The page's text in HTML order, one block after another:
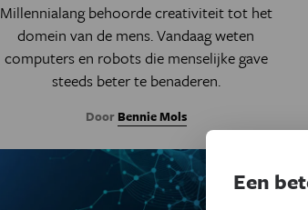
Millennialang behoorde creativiteit tot het
domein van de mens. Vandaag weten
computers en robots die menselijke gave
steeds beter te benaderen.
Door Bennie Mols
Een